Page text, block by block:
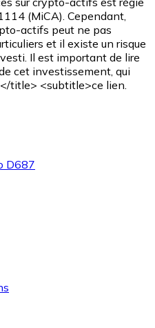
(MiCA). Cependant,
actifs peut ne pas
et il existe un risque
Il est important de lire
cet investissement, qui
title> <subtitle>ce lien.
D687